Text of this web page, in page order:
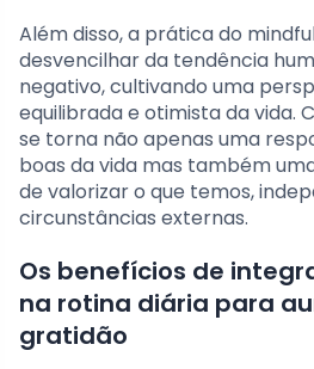
Além disso, a prática do
desvencilhar da tendência
negativo, cultivando uma
equilibrada e otimista da vida.
se torna não apenas uma
boas da vida mas também
de valorizar o que temos,
circunstâncias externas.
Os benefícios de
na rotina diária para
gratidão